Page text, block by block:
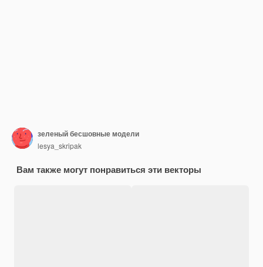
зеленый бесшовные модели
lesya_skripak
Вам также могут понравиться эти векторы